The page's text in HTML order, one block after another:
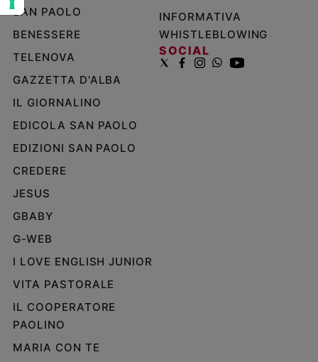
Privacy
Policy
siamo
Contatti
Pubblicità
Redazione
Social
SAN PAOLO
BENESSERE
TELENOVA
GAZZETTA D'ALBA
IL GIORNALINO
EDICOLA SAN PAOLO
EDIZIONI SAN PAOLO
CREDERE
JESUS
GBABY
G-WEB
I LOVE ENGLISH JUNIOR
VITA PASTORALE
IL COOPERATORE
PAOLINO
MARIA CON TE
INFORMATIVA
WHISTLEBLOWING
SOCIAL